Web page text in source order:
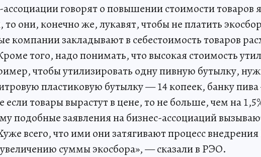
ассоциации говорят о повышении стоимости товаров
то они, конечно же, лукавят, чтобы не платить
компании закладывают в себестоимость товаров
того, надо понимать, что высокая стоимость
чтобы утилизировать одну пивную бутылку,
пластиковую бутылку — 14 копеек, банку
товары вырастут в цене, то не больше, чем на
подобные заявления на бизнес-ассоциаций
всего, что ими они затягивают процесс
суммы экосбора», — сказали в РЭО.